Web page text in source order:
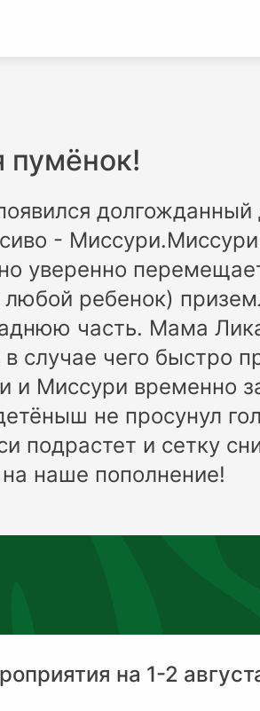
пумёнок!
- Миссури.Миссури
уверенно
ребенок)
часть. Мама
случае чего быстро
и Миссури временно
не просунул
подрастет и сетку
наше пополнение!
на 1-2